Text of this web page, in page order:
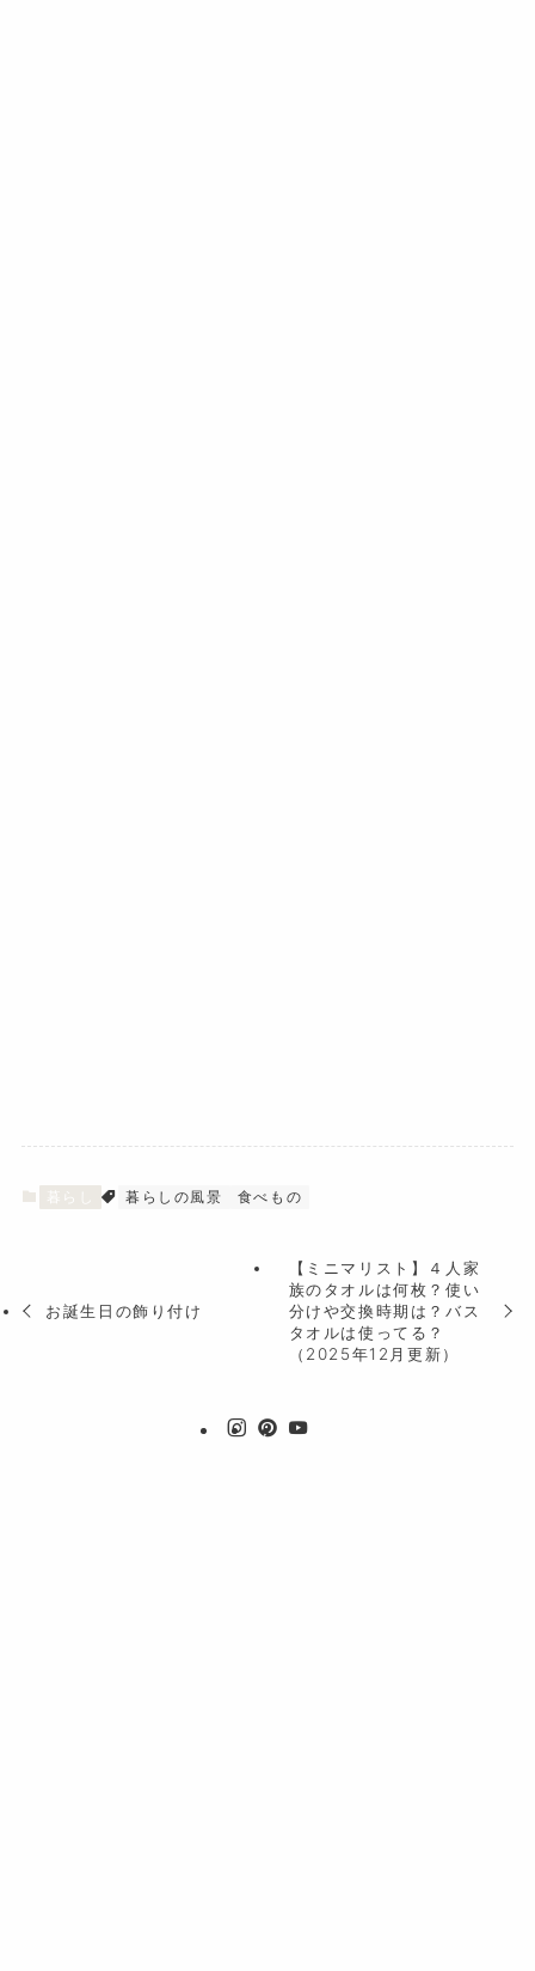
暮らし 暮らしの風景 食べもの
お誕生日の飾り付け
【ミニマリスト】４人家
族のタオルは何枚？使い
分けや交換時期は？バス
タオルは使ってる？
（2025年12月更新）